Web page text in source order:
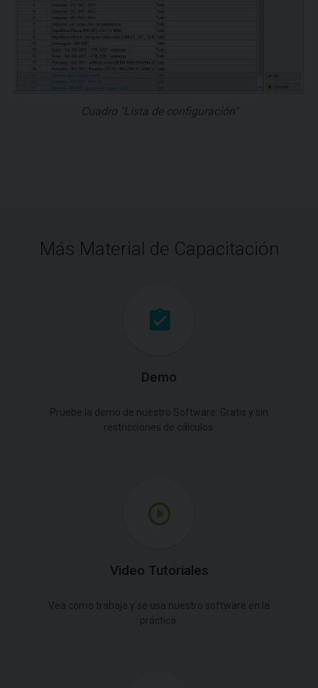
Cuadro "Lista de configuración"
Más Material de Capacitación
Demo
Video Tutoriales